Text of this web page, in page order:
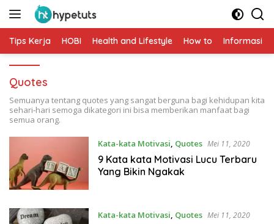
Langsung
Tips Kerja HOBI Health and Lifestyle How to Informasi
Quotes
Semuanya tentang quotes yang sangat berguna bagi kehidupan kita
sehari-hari semoga dikategori ini bisa memberikan manfaat bagi
semua orang.
Kata-kata Motivasi, Quotes Mei 11, 2020
9 Kata kata Motivasi Lucu Terbaru
Yang Bikin Ngakak
Kata-kata Motivasi, Quotes Mei 11, 2020